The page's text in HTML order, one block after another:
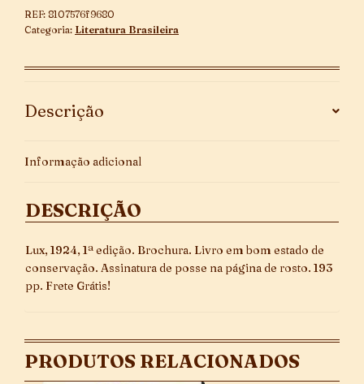
Edição
quantidade
REF: 8107576f9680
Categoria: Literatura Brasileira
Descrição
Informação adicional
DESCRIÇÃO
Lux, 1924, 1ª edição. Brochura. Livro em bom estado de
conservação. Assinatura de posse na página de rosto. 193
pp. Frete Grátis!
PRODUTOS RELACIONADOS